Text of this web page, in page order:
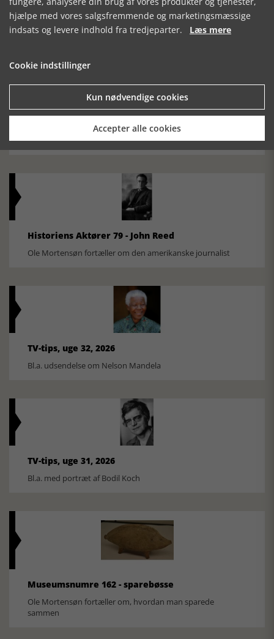
Silkeborg Hovedgården
Historisk festival i Faaborg
FOBURGH Faaborg Internationale Historie Festival 2026 30.
oktober - 1. november 2026
Historiens Aktører 79 - John Reed
Ole Mortensøn fortæller om den amerikanske journalist
TV-tips, uge 32, 2026
Bl.a. udsendelse om Nelson Mandela
TV-tips, uge 31, 2026
Bl.a. med portræt af Bodil Koch
Museumsnumre 162 - sparebøsse
Ole Mortensøn fortæller om, hvordan man sparede
sammen
hjælpe med vores salgsfremmende og marketingsmæssige
indsats og levere indhold fra tredjeparter. Læs mere
Cookie indstillinger
Kun nødvendige cookies
Accepter alle cookies